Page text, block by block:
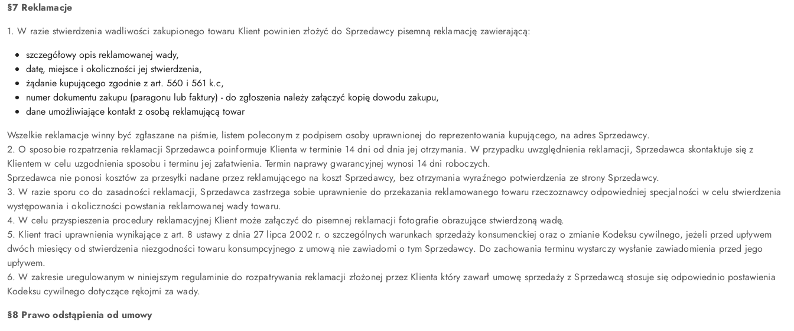
§7 Reklamacje
1. W razie stwierdzenia wadliwości zakupionego towaru Klient powinien złożyć do Sprzedawcy pisemną reklamację zawierającą:
szczegółowy opis reklamowanej wady,
datę, miejsce i okoliczności jej stwierdzenia,
żądanie kupującego zgodnie z art. 560 i 561 k.c,
numer dokumentu zakupu (paragonu lub faktury) - do zgłoszenia należy załączyć kopię dowodu zakupu,
dane umożliwiające kontakt z osobą reklamującą towar
Wszelkie reklamacje winny być zgłaszane na piśmie, listem poleconym z podpisem osoby uprawnionej do reprezentowania kupującego, na adres Sprzedawcy.
2. O sposobie rozpatrzenia reklamacji Sprzedawca poinformuje Klienta w terminie 14 dni od dnia jej otrzymania. W przypadku uwzględnienia reklamacji, Sprzedawca skontaktuje się z
Klientem w celu uzgodnienia sposobu i terminu jej załatwienia. Termin naprawy gwarancyjnej wynosi 14 dni roboczych.
Sprzedawca nie ponosi kosztów za przesyłki nadane przez reklamującego na koszt Sprzedawcy, bez otrzymania wyraźnego potwierdzenia ze strony Sprzedawcy.
3. W razie sporu co do zasadności reklamacji, Sprzedawca zastrzega sobie uprawnienie do przekazania reklamowanego towaru rzeczoznawcy odpowiedniej specjalności w celu stwierdzenia
występowania i okoliczności powstania reklamowanej wady towaru.
4. W celu przyspieszenia procedury reklamacyjnej Klient może załączyć do pisemnej reklamacji fotografie obrazujące stwierdzoną wadę.
5. Klient traci uprawnienia wynikające z art. 8 ustawy z dnia 27 lipca 2002 r. o szczególnych warunkach sprzedaży konsumenckiej oraz o zmianie Kodeksu cywilnego, jeżeli przed upływem
dwóch miesięcy od stwierdzenia niezgodności towaru konsumpcyjnego z umową nie zawiadomi o tym Sprzedawcy. Do zachowania terminu wystarczy wysłanie zawiadomienia przed jego
upływem.
6. W zakresie uregulowanym w niniejszym regulaminie do rozpatrywania reklamacji złożonej przez Klienta który zawarł umowę sprzedaży z Sprzedawcą stosuje się odpowiednio postawienia
Kodeksu cywilnego dotyczące rękojmi za wady.
§8 Prawo odstąpienia od umowy